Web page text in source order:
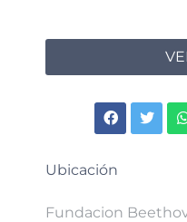
Ubicación
Fundacion